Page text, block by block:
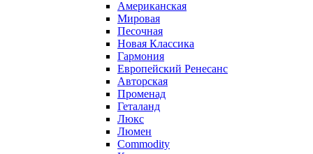
Американская
Мировая
Песочная
Новая Классика
Гармония
Европейский Ренесанс
Авторская
Променад
Геталанд
Люкс
Люмен
Commodity